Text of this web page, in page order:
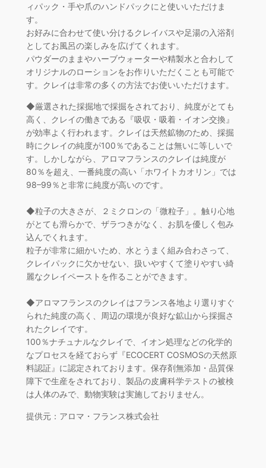
ィパック・手や爪のハンドパックにと使いいただけま
す。
お好みに合わせて使い分けるクレイバスや足湯の入浴剤
としてお風呂の楽しみを広げてくれます。
パウダーのままやハーブウォーターや精製水と合わして
オリジナルのローションをお作りいただくことも可能で
す。クレイは非常の多くの方法でお使いいただけます。
◆厳選された採掘地で採掘をされており、純度がとても
高く、クレイの働きである『吸収・吸着・イオン交換』
が効率よく行われます。クレイは天然鉱物のため、採掘
時にクレイの純度が100％であることは無いに等しいで
す。しかしながら、アロマフランスのクレイは純度が
80％を超え、一番純度の高い「ホワイトカオリン」では
98–99％と非常に純度が高いのです。
◆粒子の大きさが、２ミクロンの「微粒子」。触り心地
がとても滑らかで、ザラつきがなく、お肌を優しく包み
込んでくれます。
粒子が非常に細かいため、水とうまく組み合わさって、
クレイパックに欠かせない、扱いやすくて塗りやすい綺
麗なクレイペーストを作ることができます。
◆アロマフランスのクレイはフランス各地より選りすぐ
られた純度の高く、周辺の環境が良好な鉱山から採掘さ
れたクレイです。
100％ナチュナルなクレイで、イオン処理などの化学的
なプロセスを経ておらず『ECOCERT COSMOSの天然原
料認証』に認定されております。保存剤無添加・品質保
障下で生産をされており、製品の皮膚科学テストの被検
は人体のみで、動物実験は実施しておりません。
提供元：アロマ・フランス株式会社